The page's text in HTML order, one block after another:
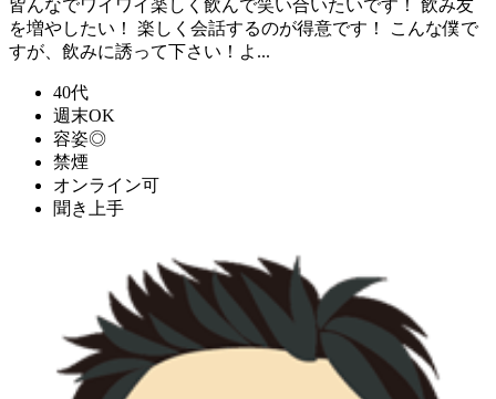
皆んなでワイワイ楽しく飲んで笑い合いたいです！ 飲み友
を増やしたい！ 楽しく会話するのが得意です！ こんな僕で
すが、飲みに誘って下さい！よ...
40代
週末OK
容姿◎
禁煙
オンライン可
聞き上手